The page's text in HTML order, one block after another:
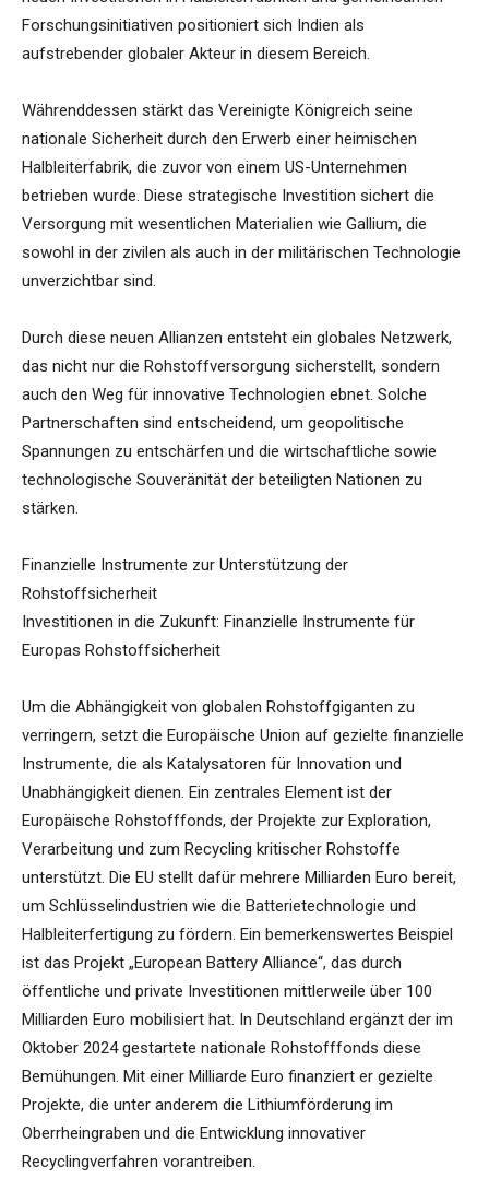
Forschungsinitiativen positioniert sich Indien als
aufstrebender globaler Akteur in diesem Bereich.
Währenddessen stärkt das Vereinigte Königreich seine
nationale Sicherheit durch den Erwerb einer heimischen
Halbleiterfabrik, die zuvor von einem US-Unternehmen
betrieben wurde. Diese strategische Investition sichert die
Versorgung mit wesentlichen Materialien wie Gallium, die
sowohl in der zivilen als auch in der militärischen Technologie
unverzichtbar sind.
Durch diese neuen Allianzen entsteht ein globales Netzwerk,
das nicht nur die Rohstoffversorgung sicherstellt, sondern
auch den Weg für innovative Technologien ebnet. Solche
Partnerschaften sind entscheidend, um geopolitische
Spannungen zu entschärfen und die wirtschaftliche sowie
technologische Souveränität der beteiligten Nationen zu
stärken.
Finanzielle Instrumente zur Unterstützung der
Rohstoffsicherheit
Investitionen in die Zukunft: Finanzielle Instrumente für
Europas Rohstoffsicherheit
Um die Abhängigkeit von globalen Rohstoffgiganten zu
verringern, setzt die Europäische Union auf gezielte finanzielle
Instrumente, die als Katalysatoren für Innovation und
Unabhängigkeit dienen. Ein zentrales Element ist der
Europäische Rohstofffonds, der Projekte zur Exploration,
Verarbeitung und zum Recycling kritischer Rohstoffe
unterstützt. Die EU stellt dafür mehrere Milliarden Euro bereit,
um Schlüsselindustrien wie die Batterietechnologie und
Halbleiterfertigung zu fördern. Ein bemerkenswertes Beispiel
ist das Projekt „European Battery Alliance“, das durch
öffentliche und private Investitionen mittlerweile über 100
Milliarden Euro mobilisiert hat. In Deutschland ergänzt der im
Oktober 2024 gestartete nationale Rohstofffonds diese
Bemühungen. Mit einer Milliarde Euro finanziert er gezielte
Projekte, die unter anderem die Lithiumförderung im
Oberrheingraben und die Entwicklung innovativer
Recyclingverfahren vorantreiben.